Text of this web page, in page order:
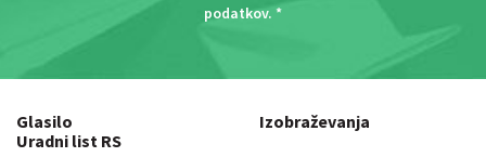
podatkov. *
Glasilo
Uradni list RS
Izobraževanja